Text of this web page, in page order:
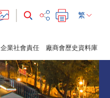
繁
企業社會責任 廠商會歷史資料庫